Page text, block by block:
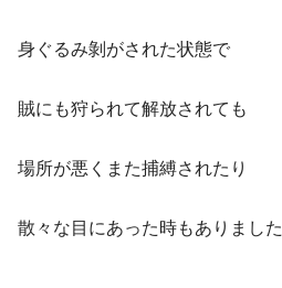
身ぐるみ剝がされた状態で
賊にも狩られて解放されても
場所が悪くまた捕縛されたり
散々な目にあった時もありました